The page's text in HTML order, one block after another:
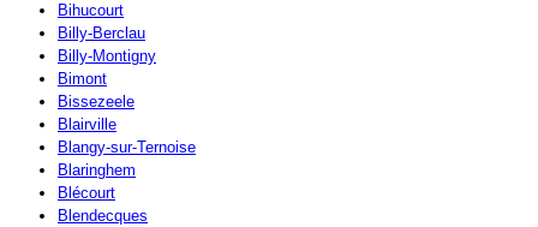
Bihucourt
Billy-Berclau
Billy-Montigny
Bimont
Bissezeele
Blairville
Blangy-sur-Ternoise
Blaringhem
Blécourt
Blendecques